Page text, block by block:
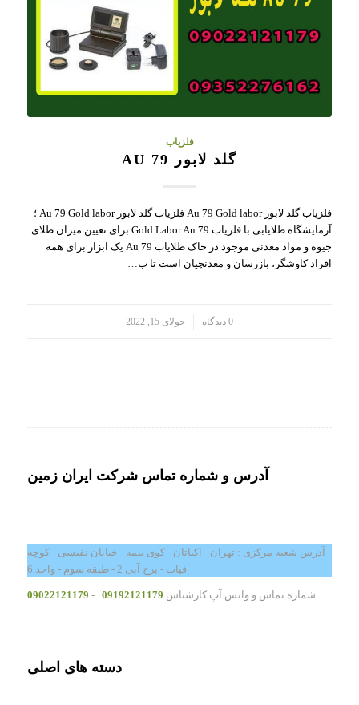
فلزیاب
گلد لابور AU 79
فلزیاب گلد لابور Au 79 Gold labor فلزیاب گلد لابور Au 79 Gold labor ؛
آزمایشگاه طلایابی با فلزیاب Gold Labor Au 79 برای تعیین میزان طلای
جیوه و مواد معدنی موجود در خاک طلایاب Au 79 یک ابزار برای همه
افراد کاوشگر، بازرسان و معدنچیان است تا ب…
0 دیدگاه جولای 15, 2022
آدرس و شماره تماس شرکت ایران زمین
آدرس شعبه مرکزی : تهران - اکباتان - کوی بیمه - خیابان نفیسی - کوچه
فیات - برج آبی 2 - طبقه سوم - واحد 6
شماره تماس و واتس آپ کارشناس 09192121179
-
09022121179
دسته های اصلی